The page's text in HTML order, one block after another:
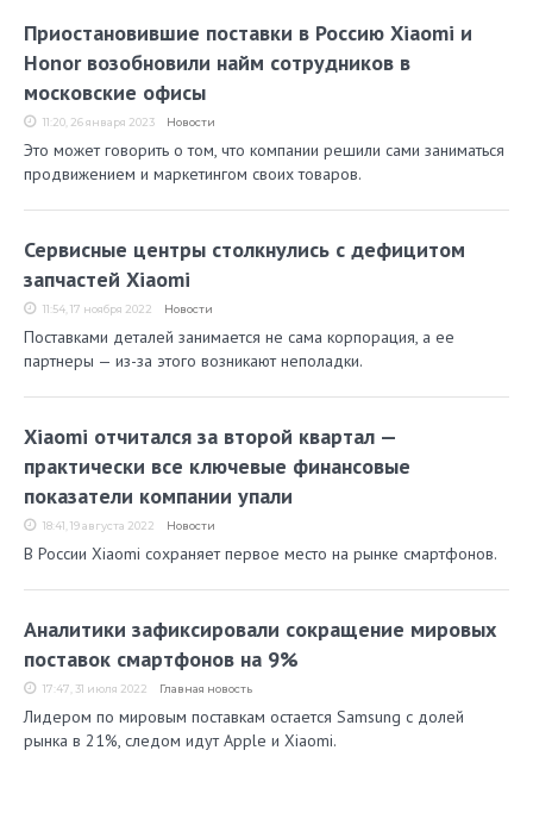
Приостановившие поставки в Россию Xiaomi и
Honor возобновили найм сотрудников в
московские офисы
11:20, 26 января 2023 Новости
Это может говорить о том, что компании решили сами заниматься
продвижением и маркетингом своих товаров.
Сервисные центры столкнулись с дефицитом
запчастей Xiaomi
11:54, 17 ноября 2022 Новости
Поставками деталей занимается не сама корпорация, а ее
партнеры — из-за этого возникают неполадки.
Xiaomi отчитался за второй квартал —
практически все ключевые финансовые
показатели компании упали
18:41, 19 августа 2022 Новости
В России Xiaomi сохраняет первое место на рынке смартфонов.
Аналитики зафиксировали сокращение мировых
поставок смартфонов на 9%
17:47, 31 июля 2022 Главная новость
Лидером по мировым поставкам остается Samsung с долей
рынка в 21%, следом идут Apple и Xiaomi.